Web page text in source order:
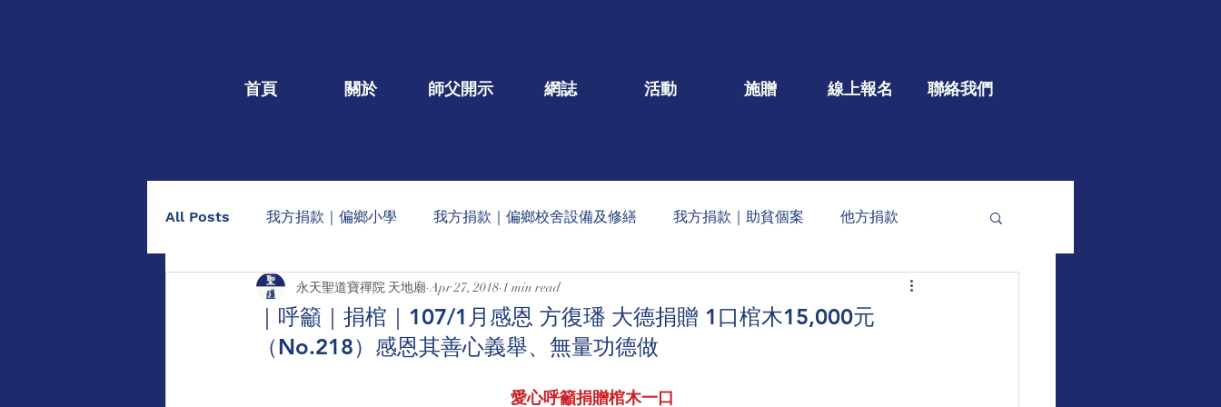
首頁 關於 師父開示 網誌 活動 施贈 線上報名 聯絡我們
All Posts 我方捐款｜偏鄉小學 我方捐款｜偏鄉校舍設備及修繕 我方捐款｜助貧個案 他方捐款
我方捐款｜個人個案 捐棺一口/大德名單公告 每月定期收到的捐款公告 大型公益
助印佛經手抄本 點燈/供養蠟燭 玄人勉語 法會/活動/壇院盛事
｜呼籲｜捐棺｜107/1月感恩 方復璠 大德捐贈 1口棺木15,000元
（No.218）感恩其善心義舉、無量功德做
永天聖道寶禪院 天地廟 Apr 27, 2018 1 min read
愛心呼籲捐贈棺木一口